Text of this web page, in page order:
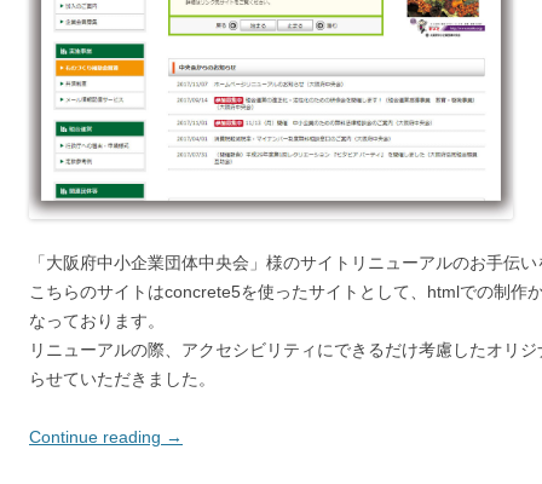
「大阪府中小企業団体中央会」様のサイトリニューアルのお手伝
こちらのサイトはconcrete5を使ったサイトとして、htmlでの制作
なっております。
リニューアルの際、アクセシビリティにできるだけ考慮したオリ
らせていただきました。
Continue reading →